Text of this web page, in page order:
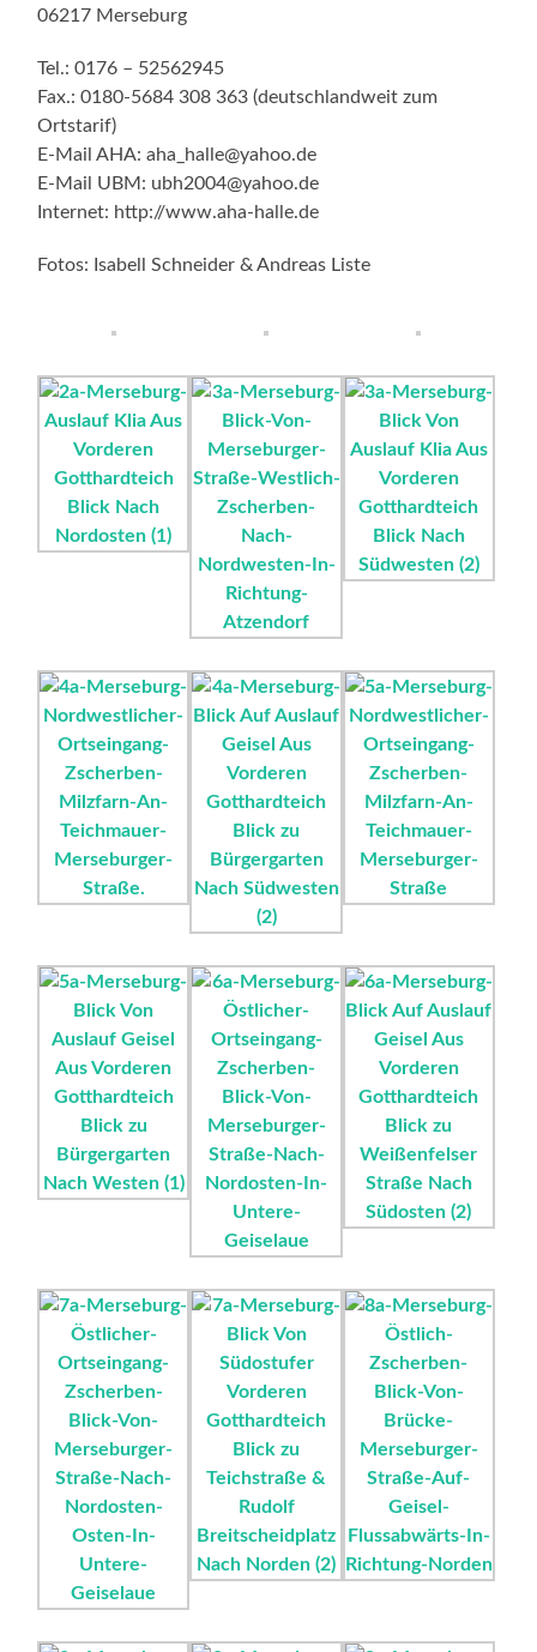
06217 Merseburg
Tel.: 0176 – 52562945
Fax.: 0180-5684 308 363 (deutschlandweit zum
Ortstarif)
E-Mail AHA: aha_halle@yahoo.de
E-Mail UBM: ubh2004@yahoo.de
Internet: http://www.aha-halle.de
Fotos: Isabell Schneider & Andreas Liste